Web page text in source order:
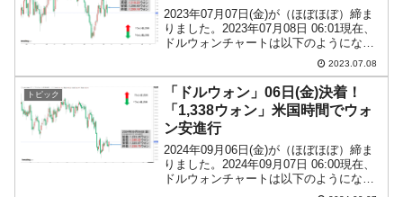
2023年07月07日(金)が（ほぼほぼ）締ま
りました。2023年07月08日 06:01現在、
ドルウォンチャートは以下のようになっ
ています（チャートは『Investing.com』
より引用：以下同）。残念ながら1,300を
割りました。「1...
2023.07.08
トピック
「ドルウォン」06日(金)決着！
「1,338ウォン」米国時間でウォ
ン安進行
2024年09月06日(金)が（ほぼほぼ）締ま
りました。2024年09月07日 06:00現在、
ドルウォンチャートは以下のようになっ
ています（チャートは『Investing.com』